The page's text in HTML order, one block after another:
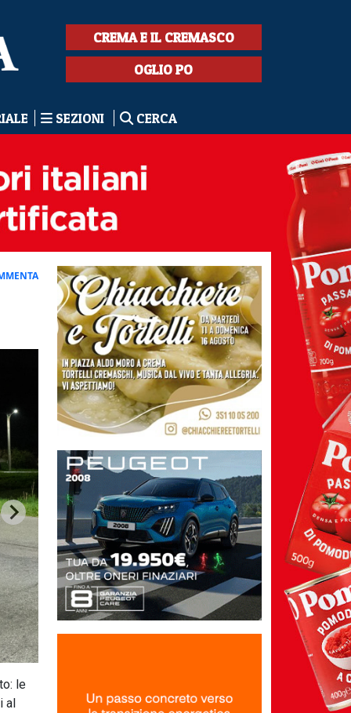
CREMA E IL CREMASCO
OGLIO PO
SEZIONI CERCA
le
al